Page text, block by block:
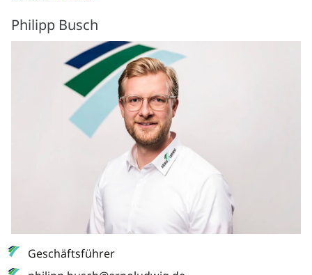
Philipp Busch
Geschäftsführer